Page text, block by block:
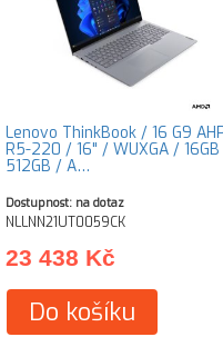
Lenovo ThinkBook / 16 G9
R5-220 / 16" / WUXGA /
512GB / A…
Dostupnost: na dotaz
NLLNN21UT0059CK
23 438 Kč
Do košíku